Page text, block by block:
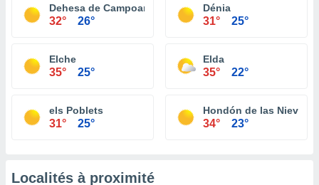
Dehesa de Campoamor
32° 26°
Dénia
31° 25°
Elche
35° 25°
Elda
35° 22°
els Poblets
31° 25°
Hondón de las Nieves
34° 23°
Localités à proximité